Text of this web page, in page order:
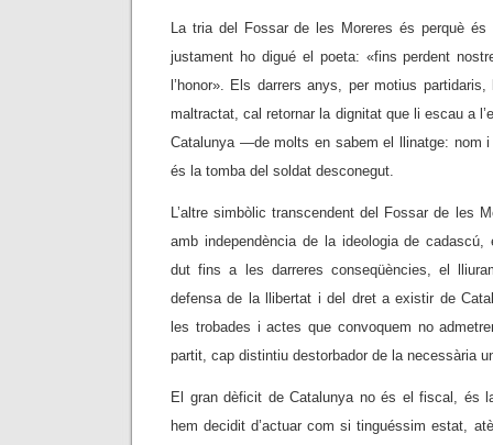
La tria del Fossar de les Moreres és perquè
justament ho digué el poeta: «fins perdent
l’honor». Els darrers anys, per motius partidaris,
maltractat, cal retornar la dignitat que li escau a
Catalunya —de molts en sabem el llinatge: nom
és la tomba del soldat desconegut.
L’altre simbòlic transcendent del Fossar de les
amb independència de la ideologia de
dut fins a les darreres conseqüències, el
defensa de la llibertat i del dret a existir de
les trobades i actes que convoquem no
partit, cap distintiu destorbador de la necessària
El gran dèficit de Catalunya no és el fiscal, és
hem decidit d’actuar com si tinguéssim estat,